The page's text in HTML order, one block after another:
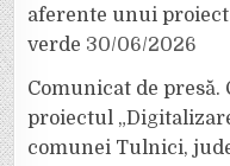
aferente unui
verde 30/06/2026
Comunicat de
proiectul
comunei Tulnici,